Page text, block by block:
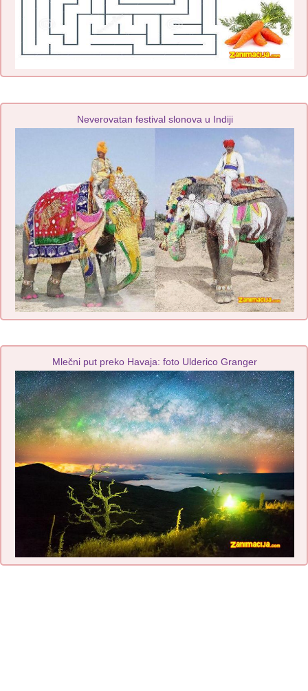
Neverovatan festival slonova u Indiji
Mlečni put preko Havaja: foto Ulderico Granger